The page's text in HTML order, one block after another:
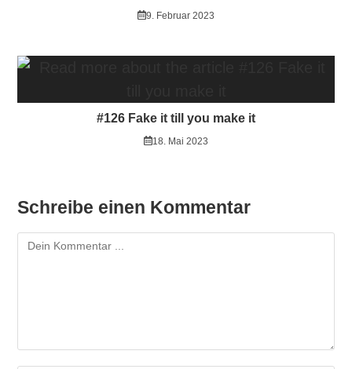
9. Februar 2023
#126 Fake it till you make it
18. Mai 2023
Schreibe einen Kommentar
Kommentieren